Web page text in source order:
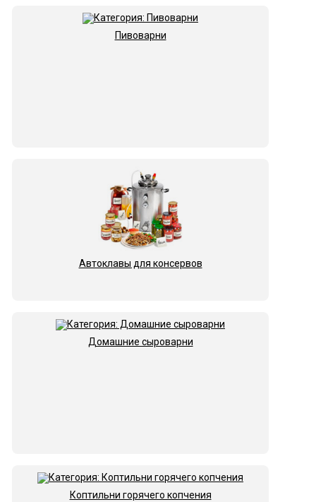
Пивоварни
Автоклавы для консервов
Домашние сыроварни
Коптильни горячего копчения